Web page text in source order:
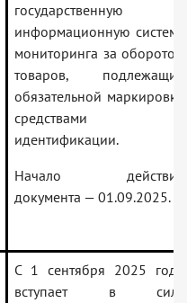
государственную
информационную систему
мониторинга за оборотом
товаров, подлежащих
обязательной маркировке
средствами
идентификации.
Начало действия
документа — 01.09.2025.
С 1 сентября 2025 года
вступает в силу